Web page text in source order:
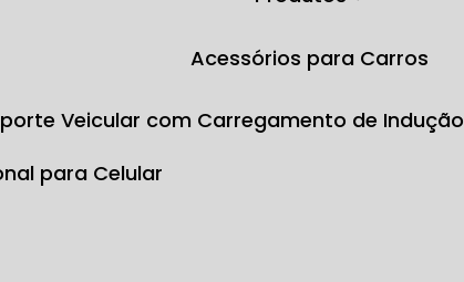
Acessórios para Carros
Veicular com Carregamento de Indução
para Celular